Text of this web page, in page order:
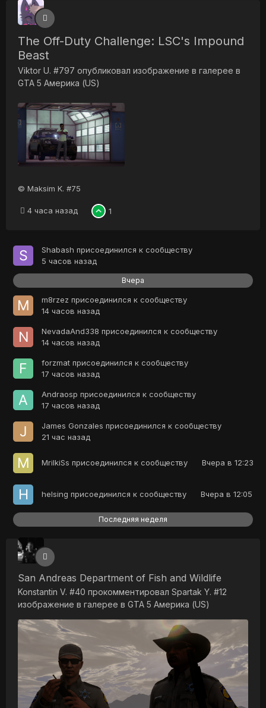
The Off-Duty Challenge: LSC's Impound
Beast
Viktor U. #797 опубликовал изображение в галерее в
GTA 5 Америка (US)
© Maksim K. #75
4 часа назад 1
Shabash присоединился к сообществу
5 часов назад
Вчера
m8rzez присоединился к сообществу
14 часов назад
NevadaAnd338 присоединился к сообществу
14 часов назад
forzmat присоединился к сообществу
17 часов назад
Andraosp присоединился к сообществу
17 часов назад
James Gonzales присоединился к сообществу
21 час назад
MrilkiSs присоединился к сообществу Вчера в 12:23
helsing присоединился к сообществу Вчера в 12:05
Последняя неделя
San Andreas Department of Fish and Wildlife
Konstantin V. #40 прокомментировал Spartak Y. #12
изображение в галерее в GTA 5 Америка (US)